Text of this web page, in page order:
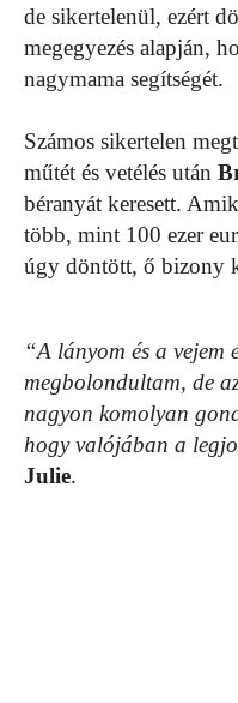
de sikertelenül, ezért
megegyezés alapján,
nagymama segítségét.
Számos sikertelen
műtét és vetélés után
béranyát keresett.
több, mint 100 ezer
úgy döntött, ő bizony
“A lányom és a vejem
megbolondultam, de
nagyon komolyan
hogy valójában a
Julie.